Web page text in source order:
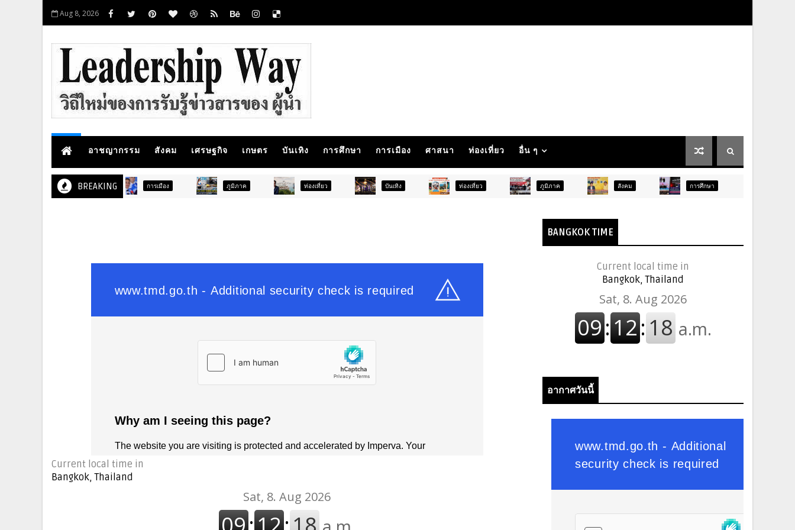
Aug 8, 2026
อาชญากรรม สังคม เศรษฐกิจ เกษตร บันเทิง การศึกษา การเมือง ศาสนา ท่องเที่ยว อื่น ๆ
BREAKING
การเมือง ท่องเที่ยว ท่องเที่ยว การศึกษา
Current local time in
Bangkok, Thailand
BANGKOK TIME
Current local time in
Bangkok, Thailand
อากาศวันนี้